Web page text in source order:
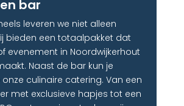
bar
leveren we niet alleen
bieden een totaalpakket dat
evenement in Noordwijkerhout
Naast de bar kun je
culinaire catering. Van een
met exclusieve hapjes tot een